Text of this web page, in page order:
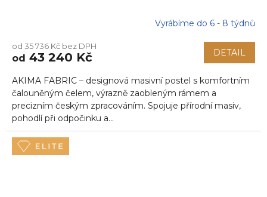
Vyrábíme do 6 - 8 týdnů
od 35 736 Kč bez DPH
od 43 240 Kč DETAIL
AKIMA FABRIC – designová masivní postel s komfortním
čalouněným čelem, výrazně zaobleným rámem a
precizním českým zpracováním. Spojuje přírodní masiv,
pohodlí při odpočinku a...